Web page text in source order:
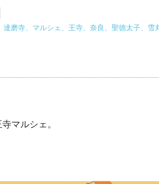
達磨寺、マルシェ、王寺、奈良、聖徳太子、雪
マルシェ。